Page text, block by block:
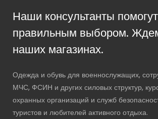
Наши консультанты
правильным выбором.
наших магазинах.
Одежда и обувь для военнослужащих,
МЧС, ФСИН и других силовых структур,
охранных организаций и служб
туристов и любителей активного отдыха.